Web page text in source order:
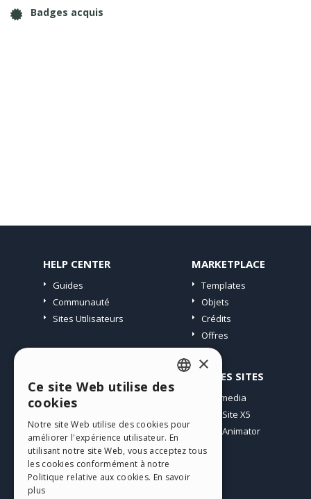
Badges acquis
HELP CENTER
Guides
Communauté
Sites Utilisateurs
MARKETPLACE
Templates
Objets
Crédits
Offres
Mes Messages
Télécharger
Espace Web
Mes Crédits
AUTRES SITES
Incomedia
WebSite X5
WebAnimator
ENGLISH
GERMAN
SPANISH
×
Ce site Web utilise des
cookies
Notre site Web utilise des cookies pour
améliorer l'expérience utilisateur. En
utilisant notre site Web, vous acceptez tous
les cookies conformément à notre
Politique relative aux cookies. En savoir
plus